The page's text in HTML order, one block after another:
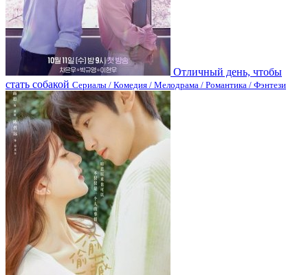
Отличный день, чтобы
стать собакой Сериалы / Комедия / Мелодрама / Романтика / Фэнтези